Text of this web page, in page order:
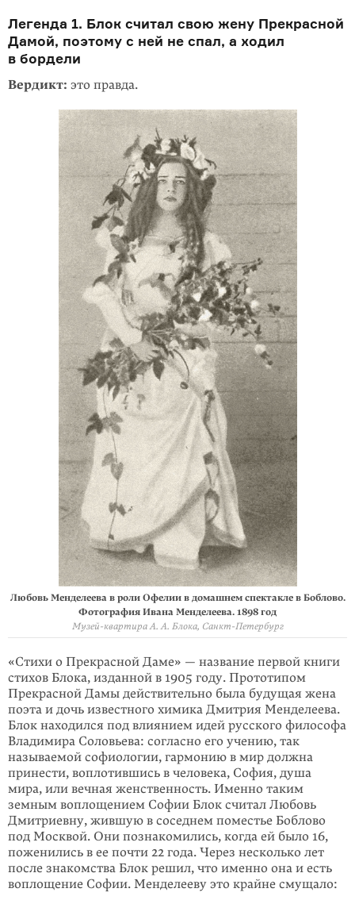
Легенда 1. Блок считал свою жену Прекрасной
Дамой, поэтому с ней не спал, а ходил
в бордели
Вердикт: это правда.
Любовь Менделеева в роли Офелии в домашнем спектакле в Боблово.
Фотография Ивана Менделеева. 1898 год
Музей-квартира А. А. Блока, Санкт-Петербург
«Стихи о Прекрасной Даме» — название первой книги
стихов Блока, изданной в 1905 году. Прототипом
Прекрасной Дамы действительно была будущая жена
поэта и дочь известного химика Дмитрия Менделеева.
Блок находился под влиянием идей русского философа
Владимира Соловьева: согласно его учению, так
называемой софиологии, гармонию в мир должна
принести, воплотившись в человека, София, душа
мира, или вечная женственность. Именно таким
земным воплощением Софии Блок считал Любовь
Дмитриевну, жившую в соседнем поместье Боблово
под Москвой. Они познакомились, когда ей было 16,
поженились в ее почти 22 года. Через несколько лет
после знакомства Блок решил, что именно она и есть
воплощение Софии. Менделееву это крайне смущало: